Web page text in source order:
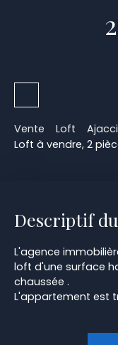
Vente Loft
Loft à vendre, 2
Descriptif
L'agence
loft d'une surface
chaussée .
L'appartement est